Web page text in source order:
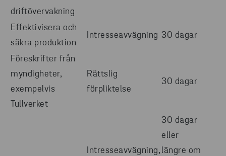
driftövervakning
Effektivisera och
säkra produktion
Intresseavvägning 30 dagar
Föreskrifter från
myndigheter,
exempelvis
Tullverket
Rättslig
förpliktelse
30 dagar
Intresseavvägning,
30 dagar
eller
längre om